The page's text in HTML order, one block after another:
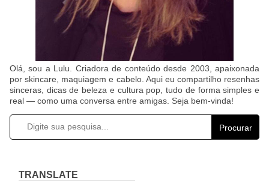
Olá, sou a Lulu. Criadora de conteúdo desde 2003, apaixonada
por skincare, maquiagem e cabelo. Aqui eu compartilho resenhas
sinceras, dicas de beleza e cultura pop, tudo de forma simples e
real — como uma conversa entre amigas. Seja bem-vinda!
Procurar
TRANSLATE